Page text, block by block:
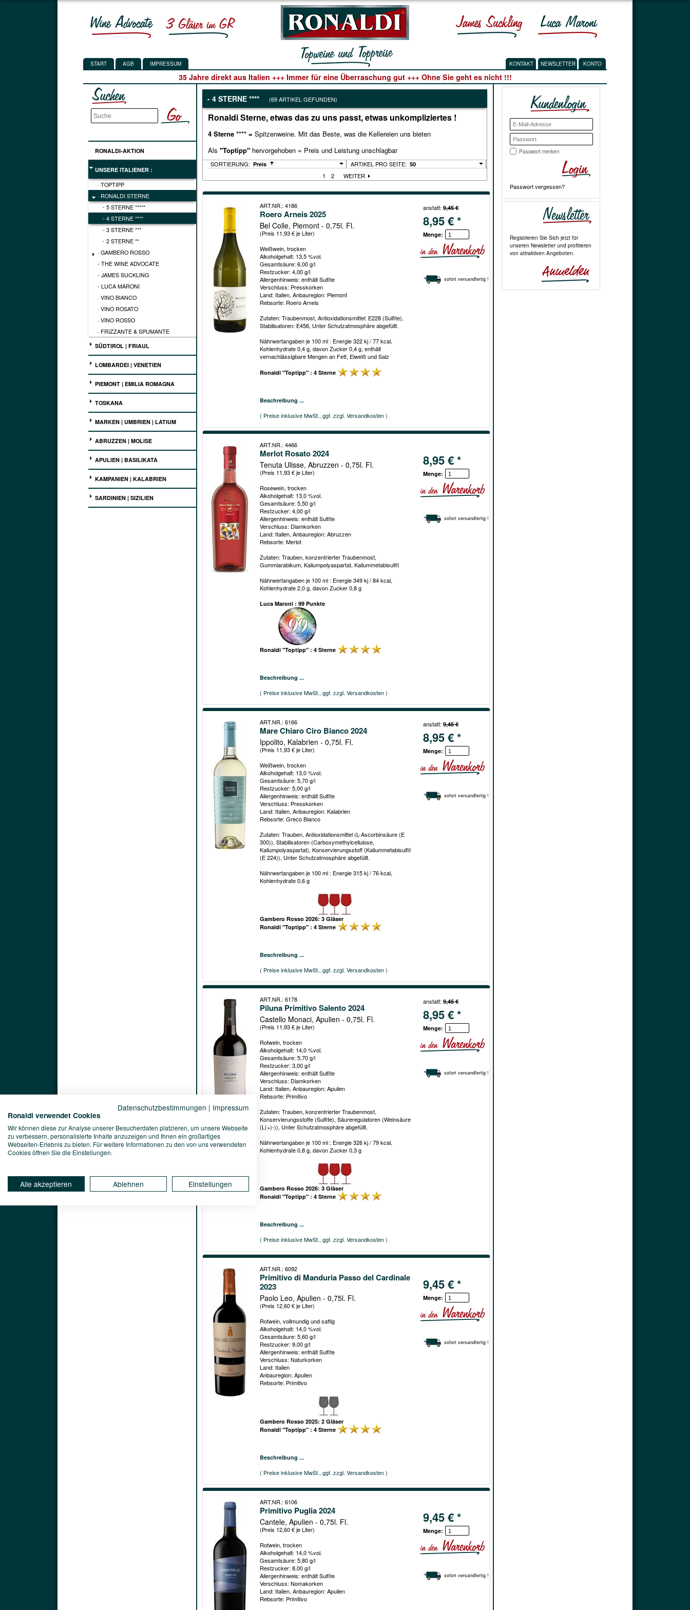
START AGB IMPRESSUM KONTAKT NEWSLETTER KONTO
35 Jahre direkt aus Italien +++ Immer für eine Überraschung gut +++ Ohne Sie geht es nicht !!!
RONALDI-AKTION
UNSERE ITALIENER :
· TOPTIPP
· RONALDI STERNE
- 5 STERNE *****
- 4 STERNE ****
- 3 STERNE ***
- 2 STERNE **
· GAMBERO ROSSO
- THE WINE ADVOCATE
- JAMES SUCKLING
- LUCA MARONI
· VINO BIANCO
· VINO ROSATO
· VINO ROSSO
· FRIZZANTE & SPUMANTE
SÜDTIROL | FRIAUL
LOMBARDEI | VENETIEN
PIEMONT | EMILIA ROMAGNA
TOSKANA
MARKEN | UMBRIEN | LATIUM
ABRUZZEN | MOLISE
APULIEN | BASILIKATA
KAMPANIEN | KALABRIEN
SARDINIEN | SIZILIEN
- 4 STERNE **** (69 ARTIKEL GEFUNDEN)
Ronaldi Sterne, etwas das zu uns passt, etwas unkompliziertes !
4 Sterne **** = Spitzenweine. Mit das Beste, was die Kellereien uns bieten
Als "Toptipp" hervorgehoben = Preis und Leistung unschlagbar
Preis ARTIKEL PRO SEITE: 50
1 2 WEITER
ART.NR.: 4186
Roero Arneis 2025
Bel Colle, Piemont - 0,75l. Fl.
(Preis 11,93 € je Liter)
Weißwein, trocken
Alkoholgehalt: 13,5 %vol.
Gesamtsäure: 6,00 g/l
Restzucker: 4,00 g/l
Allergenhinweis: enthält Sulfite
Verschluss: Presskorken
Land: Italien, Anbauregion: Piemont
Rebsorte: Roero Arneis
Zutaten: Traubenmost, Antioxidationsmittel: E228 (Sulfite),
Stabilisatoren: E456, Unter Schutzatmosphäre abgefüllt.
Nährwertangaben je 100 ml : Energie 322 kj / 77 kcal,
Kohlenhydrate 0,4 g, davon Zucker 0,4 g, enthält
vernachlässigbare Mengen an Fett, Eiweiß und Salz
Ronaldi "Toptipp" : 4 Sterne
Beschreibung ...
( Preise inklusive MwSt., ggf. zzgl. Versandkosten )
anstatt:9,45 €
8,95 € *
Menge:
sofort versandfertig !
ART.NR.: 4466
Merlot Rosato 2024
Tenuta Ulisse, Abruzzen - 0,75l. Fl.
(Preis 11,93 € je Liter)
Rosewein, trocken
Alkoholgehalt: 13,0 %vol.
Gesamtsäure: 5,50 g/l
Restzucker: 4,00 g/l
Allergenhinweis: enthält Sulfite
Verschluss: Diamkorken
Land: Italien, Anbauregion: Abruzzen
Rebsorte: Merlot
Zutaten: Trauben, konzentrierter Traubenmost,
Gummiarabikum, Kaliumpolyaspartat, Kaliummetabisulfit
Nährwertangaben je 100 ml : Energie 349 kj / 84 kcal,
Kohlenhydrate 2,0 g, davon Zucker 0,8 g
Luca Maroni : 99 Punkte
Ronaldi "Toptipp" : 4 Sterne
Beschreibung ...
( Preise inklusive MwSt., ggf. zzgl. Versandkosten )
8,95 € *
Menge:
sofort versandfertig !
ART.NR.: 6166
Mare Chiaro Ciro Bianco 2024
Ippolito, Kalabrien - 0,75l. Fl.
(Preis 11,93 € je Liter)
Weißwein, trocken
Alkoholgehalt: 13,0 %vol.
Gesamtsäure: 5,70 g/l
Restzucker: 5,00 g/l
Allergenhinweis: enthält Sulfite
Verschluss: Presskorken
Land: Italien, Anbauregion: Kalabrien
Rebsorte: Greco Bianco
Zutaten: Trauben, Antioxidationsmittel (L-Ascorbinsäure (E
300)), Stabilisatoren (Carboxymethylcellulose,
Kaliumpolyaspartat), Konservierungsstoff (Kaliummetabisulfit
(E 224)), Unter Schutzatmosphäre abgefüllt.
Nährwertangaben je 100 ml : Energie 315 kj / 76 kcal,
Kohlenhydrate 0,6 g
Gambero Rosso 2026: 3 Gläser
Ronaldi "Toptipp" : 4 Sterne
Beschreibung ...
( Preise inklusive MwSt., ggf. zzgl. Versandkosten )
anstatt:9,45 €
8,95 € *
Menge:
sofort versandfertig !
ART.NR.: 6178
Piluna Primitivo Salento 2024
Castello Monaci, Apulien - 0,75l. Fl.
(Preis 11,93 € je Liter)
Rotwein, trocken
Alkoholgehalt: 14,0 %vol.
Gesamtsäure: 5,70 g/l
Restzucker: 3,00 g/l
Allergenhinweis: enthält Sulfite
Verschluss: Diamkorken
Land: Italien, Anbauregion: Apulien
Rebsorte: Primitivo
Zutaten: Trauben, konzentrierter Traubenmost,
Konservierungsstoffe (Sulfite), Säureregulatoren (Weinsäure
(L(+)-)), Unter Schutzatmosphäre abgefüllt.
Nährwertangaben je 100 ml : Energie 326 kj / 79 kcal,
Kohlenhydrate 0,8 g, davon Zucker 0,3 g
Gambero Rosso 2026: 3 Gläser
Ronaldi "Toptipp" : 4 Sterne
Beschreibung ...
( Preise inklusive MwSt., ggf. zzgl. Versandkosten )
anstatt:9,45 €
8,95 € *
Menge:
sofort versandfertig !
ART.NR.: 6092
Primitivo di Manduria Passo del Cardinale
2023
Paolo Leo, Apulien - 0,75l. Fl.
(Preis 12,60 € je Liter)
Rotwein, vollmundig und saftig
Alkoholgehalt: 14,0 %vol.
Gesamtsäure: 5,60 g/l
Restzucker: 9,00 g/l
Allergenhinweis: enthält Sulfite
Verschluss: Naturkorken
Land: Italien
Anbauregion: Apulien
Rebsorte: Primitivo
Gambero Rosso 2025: 2 Gläser
Ronaldi "Toptipp" : 4 Sterne
Beschreibung ...
( Preise inklusive MwSt., ggf. zzgl. Versandkosten )
9,45 € *
Menge:
sofort versandfertig !
ART.NR.: 6106
Primitivo Puglia 2024
Cantele, Apulien - 0,75l. Fl.
(Preis 12,60 € je Liter)
Rotwein, trocken
Alkoholgehalt: 14,0 %vol.
Gesamtsäure: 5,80 g/l
Restzucker: 8,00 g/l
Allergenhinweis: enthält Sulfite
Verschluss: Nomakorken
Land: Italien, Anbauregion: Apulien
Rebsorte: Primitivo
9,45 € *
Menge:
sofort versandfertig !
Passwort merken
Passwort vergessen?
Registrieren Sie Sich jetzt für
unseren Newsletter und profitieren
von attraktiven Angeboten.
Datenschutzbestimmungen | Impressum
Ronaldi verwendet Cookies
Wir können diese zur Analyse unserer Besucherdaten platzieren, um unsere Webseite
zu verbessern, personalisierte Inhalte anzuzeigen und Ihnen ein großartiges
Webseiten-Erlebnis zu bieten. Für weitere Informationen zu den von uns verwendeten
Cookies öffnen Sie die Einstellungen.
Alle akzeptieren Ablehnen Einstellungen